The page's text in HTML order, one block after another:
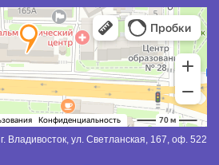
г. Владивосток, ул. Светланская, 167, оф. 522